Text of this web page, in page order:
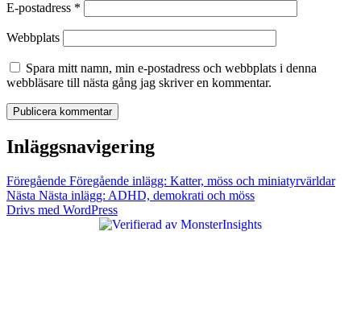
E-postadress *
Webbplats
Spara mitt namn, min e-postadress och webbplats i denna
webbläsare till nästa gång jag skriver en kommentar.
Inläggsnavigering
Föregående Föregående inlägg: Katter, möss och miniatyrvärldar
Nästa Nästa inlägg: ADHD, demokrati och möss
Drivs med WordPress